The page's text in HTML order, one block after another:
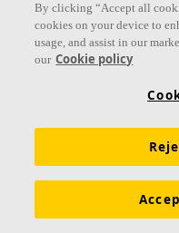
Ecophon Master™
En las placas de
portante, creando un
uniforme. El
Cantos pintados
Para fijación directa
By clicking “Accept all
cookies on your device to
usage, and assist in our
our Cookie policy